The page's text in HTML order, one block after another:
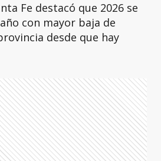
Fe destacó que 2026 se
con mayor baja de
desde que hay